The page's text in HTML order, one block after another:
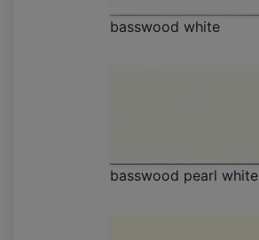
basswood white
basswood pearl white